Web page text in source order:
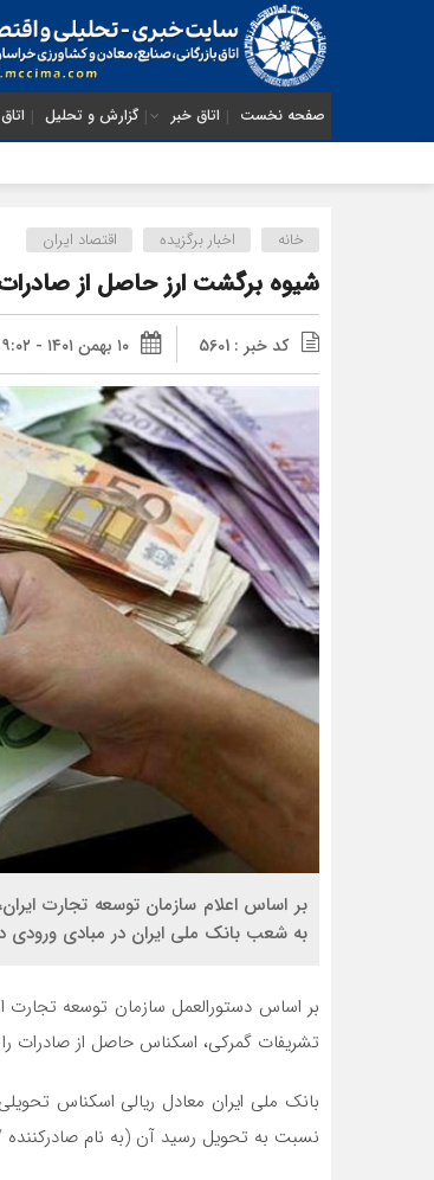
صفحه نخست اتاق خبر گزارش و تحلیل
خانه اخبار برگزیده اقتصاد ایران
شیوه برگشت ارز حاصل از
کد خبر : 5601 ۱۰ بهمن ۱۴۰۱ - ۹:۰۲
بر اساس اعلام سازمان توسعه تجارت
به شعب بانک ملی ایران در مبادی ورودی
تشریفات گمرکی، اسکناس حاصل از صادرات
بانک ملی ایران معادل ریالی اسکناس
نسبت به تحویل رسید آن (به نام صادرکننده